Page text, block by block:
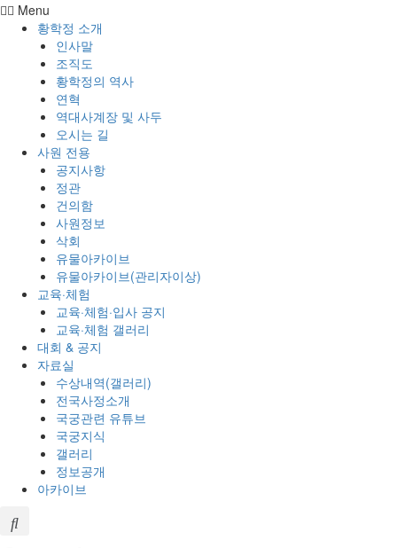
Menu
황학정 소개
인사말
조직도
황학정의 역사
연혁
역대사계장 및 사두
오시는 길
사원 전용
공지사항
정관
건의함
사원정보
삭회
유물아카이브
유물아카이브(관리자이상)
교육·체험
교육·체험·입사 공지
교육·체험 갤러리
대회 & 공지
자료실
수상내역(갤러리)
전국사정소개
국궁관련 유튜브
국궁지식
갤러리
정보공개
아카이브